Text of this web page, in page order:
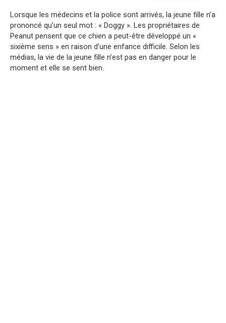
Lorsque les médecins et la police sont arrivés, la jeune fille n’a
prononcé qu’un seul mot : « Doggy ». Les propriétaires de
Peanut pensent que ce chien a peut-être développé un «
sixième sens » en raison d’une enfance difficile. Selon les
médias, la vie de la jeune fille n’est pas en danger pour le
moment et elle se sent bien.